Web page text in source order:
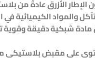
والمواد الكيميائية
شبكية دقيقة وقوية
على مقبض